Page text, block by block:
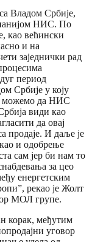
Владом Србије,
НИС. По
као већински
и на
заједнички рад
период
Србије у коју
можемо да НИС
види као
да овај
продаје. И даље је
и одобрење
сам јер би нам то
за цео
енергетским
рекао је Жолт
МОЛ групе.
корак, међутим
уговор